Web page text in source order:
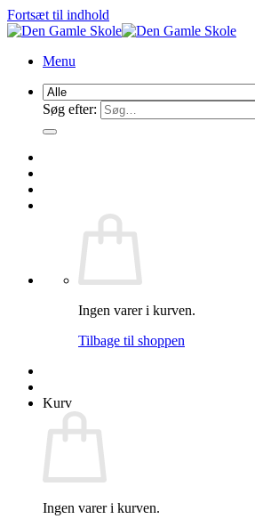
Fortsæt til indhold
Menu
Søg efter:
Ingen varer i kurven.
Tilbage til shoppen
Kurv
Ingen varer i kurven.